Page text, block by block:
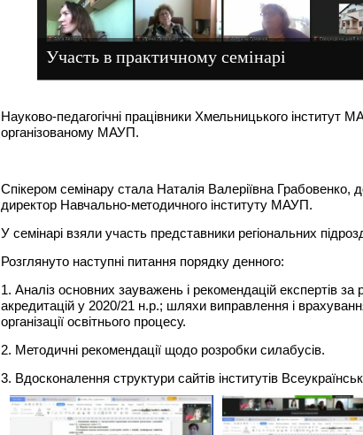
Участь в практичному семінарі
Науково-педагогічні працівники Хмельницького інститут
організованому МАУП.
Спікером семінару стала Наталія Валеріївна Грабовенко,
директор Навчально-методичного інституту МАУП.
У семінарі взяли участь представники регіональних
Розглянуто наступні питання порядку денного:
1. Аналіз основних зауважень і рекомендацій експертів
акредитацій у 2020/21 н.р.; шляхи виправлення і
організації освітнього процесу.
2. Методичні рекомендації щодо розробки силабусів.
3. Вдосконалення структури сайтів інститутів